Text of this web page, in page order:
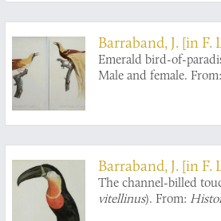
Barraband, J. [in F.
Emerald bird-of-
Male and female. From:
Petit Oiseau de
Barraband, J. [in F.
The channel-billed
vitellinus). From: